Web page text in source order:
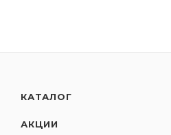
КАТАЛОГ
АКЦИИ